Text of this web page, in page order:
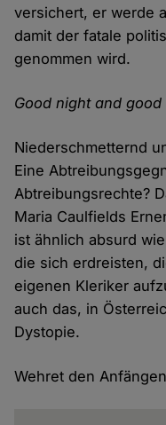
versichert, er werde
damit der fatale
genommen wird.
Good night and good
Niederschmetternd
Eine
Abtreibungsrechte?
Maria Caulfields
ist ähnlich absurd
die sich erdreisten,
eigenen Kleriker
auch das, in
Dystopie.
Wehret den